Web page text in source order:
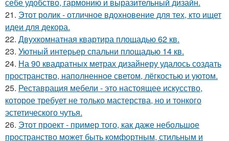
себе удобство, гармонию и выразительный дизайн.
21. Этот ролик - отличное вдохновение для тех, кто ищет
идеи для декора.
22. Двухкомнатная квартира площадью 62 кв.
23. Уютный интерьер спальни площадью 14 кв.
24. На 90 квадратных метрах дизайнеру удалось создать
пространство, наполненное светом, лёгкостью и уютом.
25. Реставрация мебели - это настоящее искусство,
которое требует не только мастерства, но и тонкого
эстетического чутья.
26. Этот проект - пример того, как даже небольшое
пространство может быть комфортным, стильным и